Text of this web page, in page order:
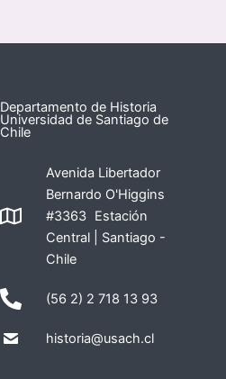
Departamento de Historia
Universidad de Santiago de
Chile
Avenida Libertador
Bernardo O'Higgins
#3363 Estación
Central | Santiago -
Chile
(56 2) 2 718 13 93
historia@usach.cl